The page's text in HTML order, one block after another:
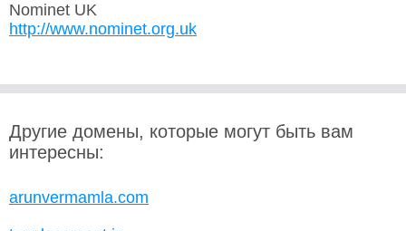
Nominet UK
http://www.nominet.org.uk
Другие домены, которые могут быть вам
интересны:
arunvermamla.com